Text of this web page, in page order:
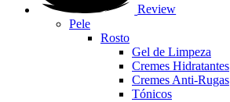
Review
Pele
Rosto
Gel de Limpeza
Cremes Hidratantes
Cremes Anti-Rugas
Tónicos